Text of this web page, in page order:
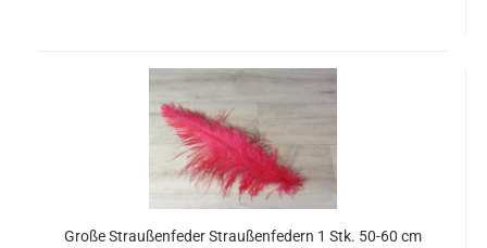
Große Straußenfeder Straußenfedern 1 Stk. 50-60 cm